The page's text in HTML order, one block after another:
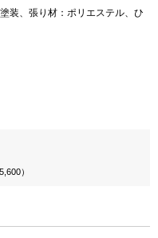
装、張り材：ポリエステル、ひ
）